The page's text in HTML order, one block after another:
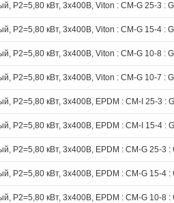
P2=5,80 кВт, 3х400В, Viton : CM-G 25-3 :
P2=5,80 кВт, 3х400В, Viton : CM-G 15-4 :
P2=5,80 кВт, 3х400В, Viton : CM-G 10-8 :
P2=5,80 кВт, 3х400В, Viton : CM-G 10-7 :
P2=5,80 кВт, 3х400В, EPDM : CM-I 25-3 :
P2=5,80 кВт, 3х400В, EPDM : CM-I 15-4 :
P2=5,80 кВт, 3х400В, EPDM : CM-G 25-3 :
P2=5,80 кВт, 3х400В, EPDM : CM-G 15-4 :
P2=5,80 кВт, 3х400В, EPDM : CM-G 10-8 :